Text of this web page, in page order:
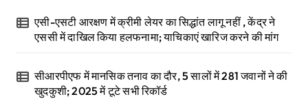
एसी-एसटी आरक्षण में क्रीमी लेयर का सिद्धांत लागू नहीं , केंद्र ने
एससी में दाखिल किया हलफनामा; याचिकाएं खारिज करने की मांग
सीआरपीएफ में मानसिक तनाव का दौर, 5 सालों में 281 जवानों ने की
खुदकुशी; 2025 में टूटे सभी रिकॉर्ड